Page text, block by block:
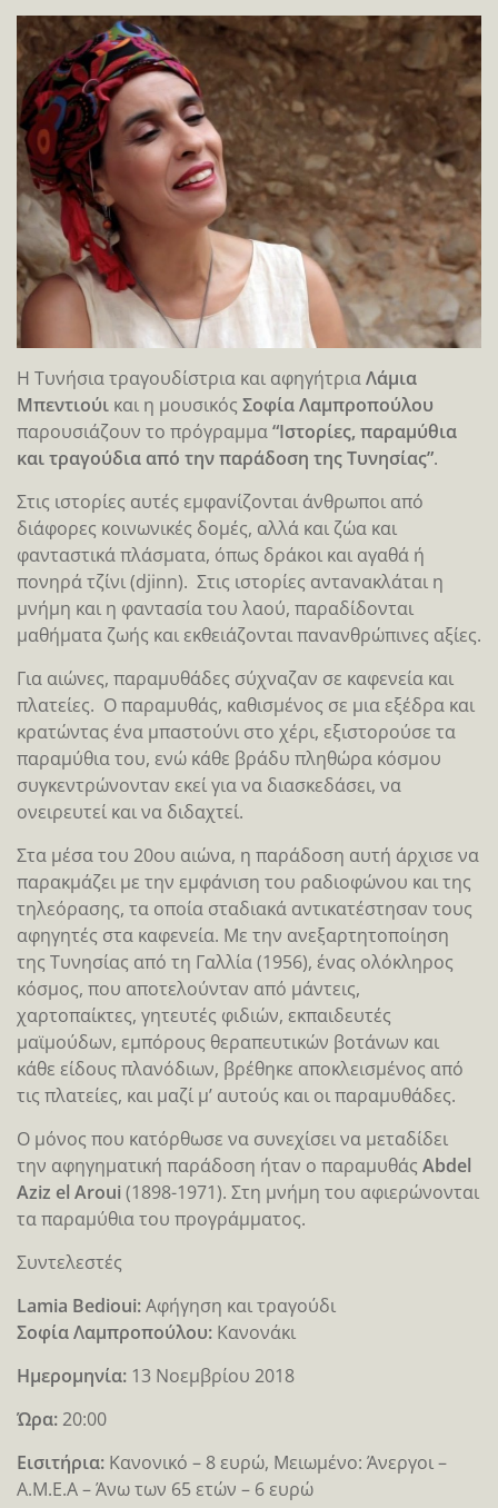
Η Τυνήσια τραγουδίστρια και αφηγήτριαΛάμια
Μπεντιούι και η μουσικός Σοφία Λαμπροπούλου
παρουσιάζουν το πρόγραμμα“Ιστορίες, παραμύθια
και τραγούδια από την παράδοση της Τυνησίας”.
Στις ιστορίες αυτές εμφανίζονται άνθρωποι από
διάφορες κοινωνικές δομές, αλλά και ζώα και
φανταστικά πλάσματα, όπως δράκοι και αγαθά ή
πονηρά τζίνι (djinn). Στις ιστορίες αντανακλάται η
μνήμη και η φαντασία του λαού, παραδίδονται
μαθήματα ζωής και εκθειάζονται πανανθρώπινες αξίες.
Για αιώνες, παραμυθάδες σύχναζαν σε καφενεία και
πλατείες. Ο παραμυθάς, καθισμένος σε μια εξέδρα και
κρατώντας ένα μπαστούνι στο χέρι, εξιστορούσε τα
παραμύθια του, ενώ κάθε βράδυ πληθώρα κόσμου
συγκεντρώνονταν εκεί για να διασκεδάσει, να
ονειρευτεί και να διδαχτεί.
Στα μέσα του 20ου αιώνα, η παράδοση αυτή άρχισε να
παρακμάζει με την εμφάνιση του ραδιοφώνου και της
τηλεόρασης, τα οποία σταδιακά αντικατέστησαν τους
αφηγητές στα καφενεία. Με την ανεξαρτητοποίηση
της Τυνησίας από τη Γαλλία (1956), ένας ολόκληρος
κόσμος, που αποτελούνταν από μάντεις,
χαρτοπαίκτες, γητευτές φιδιών, εκπαιδευτές
μαϊμούδων, εμπόρους θεραπευτικών βοτάνων και
κάθε είδους πλανόδιων, βρέθηκε αποκλεισμένος από
τις πλατείες, και μαζί μ’ αυτούς και οι παραμυθάδες.
Ο μόνος που κατόρθωσε να συνεχίσει να μεταδίδει
την αφηγηματική παράδοση ήταν ο παραμυθάς Abdel
Aziz el Aroui (1898-1971). Στη μνήμη του αφιερώνονται
τα παραμύθια του προγράμματος.
Συντελεστές
Lamia Bedioui:Αφήγηση και τραγούδι
Σοφία Λαμπροπούλου: Κανονάκι
Ημερομηνία: 13 Νοεμβρίου 2018
Ώρα:20:00
Eισιτήρια: Κανονικό – 8 ευρώ, Μειωμένο: Άνεργοι –
Α.Μ.Ε.Α – Άνω των 65 ετών – 6 ευρώ